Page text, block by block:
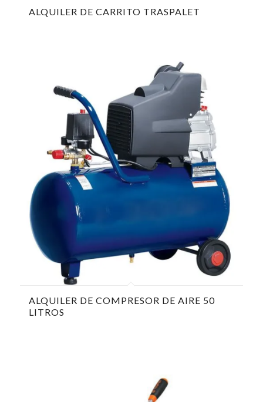
ALQUILER DE CARRITO TRASPALET
ALQUILER DE COMPRESOR DE AIRE 50
LITROS